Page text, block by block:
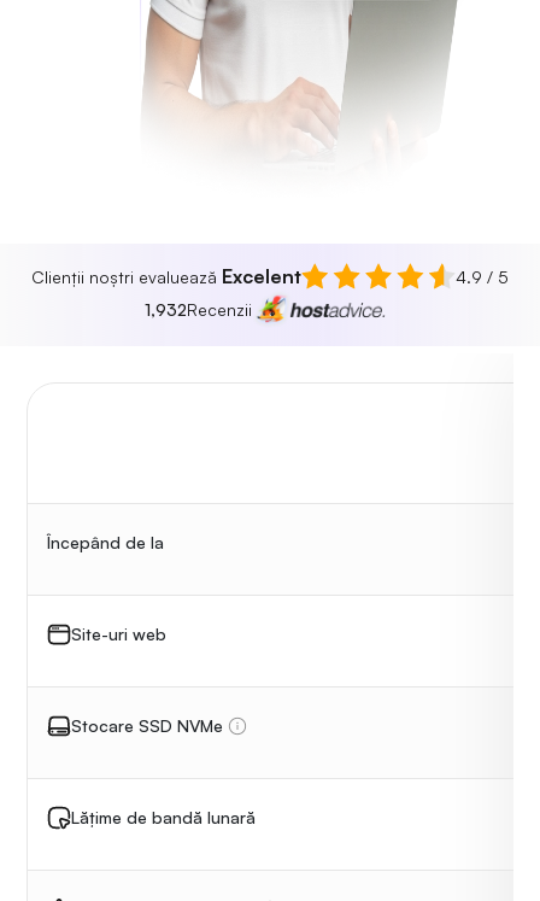
Clienții noștri evaluează Excelent
4.9 / 5
1,932Recenzii
Începând de la
Site-uri web
Stocare SSD NVMe
Lățime de bandă lunară